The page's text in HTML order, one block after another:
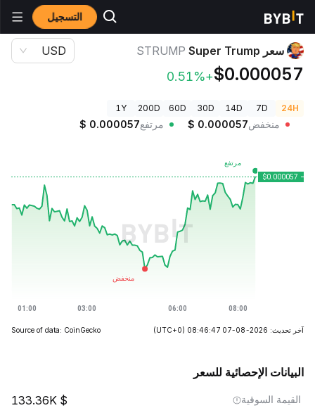
التسجيل أسعار العملات الرقمية
سعر Super Trump STRUMP
$0.000057
+0.51%
USD
24H
7D
14D
30D
60D
200D
1Y
منخفض $ 0.000057 مرتفع $ 0.000057
آخر تحديث: 2026-08-07 08:46:47 (UTC+0)
Source of data: CoinGecko
البيانات الإحصائية للسعر
القيمة السوقية 133.36K